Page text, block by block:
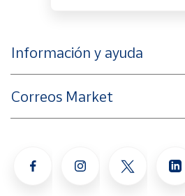
Información y ayuda
Correos Market